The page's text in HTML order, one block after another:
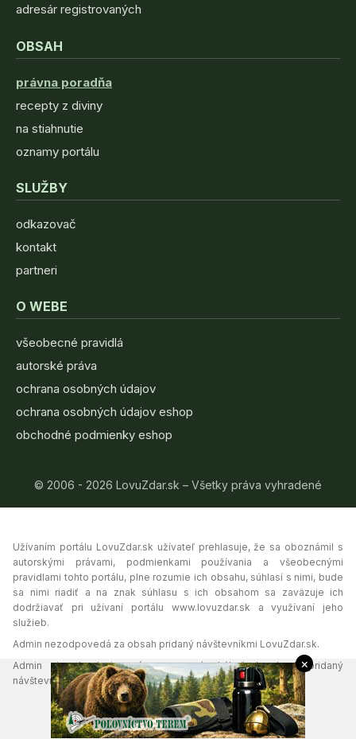
adresár registrovaných
OBSAH
právna poradňa
recepty z diviny
na stiahnutie
oznamy portálu
SLUŽBY
odkazovač
kontakt
partneri
O WEBE
všeobecné pravidlá
autorské práva
ochrana osobných údajov
ochrana osobných údajov eshop
obchodné podmienky eshop
© 2006 - 2026 LovuZdar.sk – Všetky práva vyhradené
Užívaním portálu LovuZdar.sk užívateľ prehlasuje, že sa oboznámil s
autorskými právami, podmienkami používania a všeobecnými
pravidlami tohto portálu, plne rozumie ich obsahu, súhlasí s nimi, bude
sa nimi riadiť a na znak súhlasu s ich obsahom sa zaväzuje ich
dodržiavať pri užívaní portálu www.lovuzdar.sk a využívaní jeho
služieb.
Admin nezodpovedá za obsah pridaný návštevníkmi LovuZdar.sk.
Admin si vyhradzuje právo vymazať akýkoľvek obsah pridaný
návštevníkmi portálu, ak tak uzná za vhodné.
×